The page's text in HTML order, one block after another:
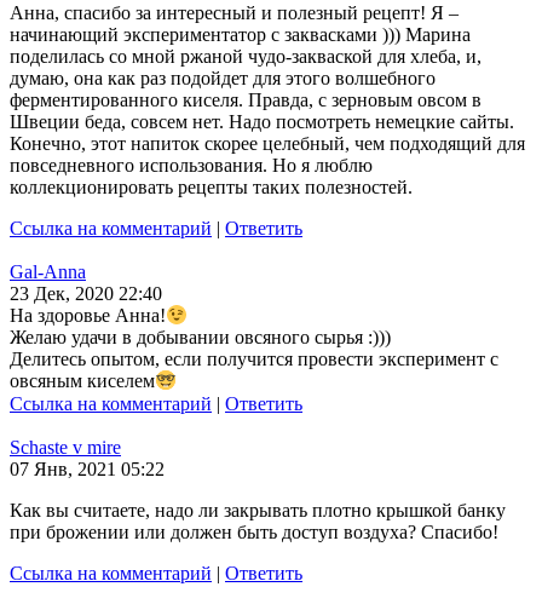
Анна, спасибо за интересный и полезный рецепт! Я –
начинающий экспериментатор с заквасками ))) Марина
поделилась со мной ржаной чудо-закваской для хлеба, и,
думаю, она как раз подойдет для этого волшебного
ферментированного киселя. Правда, с зерновым овсом в
Швеции беда, совсем нет. Надо посмотреть немецкие сайты.
Конечно, этот напиток скорее целебный, чем подходящий для
повседневного использования. Но я люблю
коллекционировать рецепты таких полезностей.
Ссылка на комментарий | Ответить
Gal-Anna
23 Дек, 2020 22:40
На здоровье Анна!
Желаю удачи в добывании овсяного сырья :)))
Делитесь опытом, если получится провести эксперимент с
овсяным киселем
Ссылка на комментарий | Ответить
Schaste v mire
07 Янв, 2021 05:22
Как вы считаете, надо ли закрывать плотно крышкой банку
при брожении или должен быть доступ воздуха? Спасибо!
Ссылка на комментарий | Ответить